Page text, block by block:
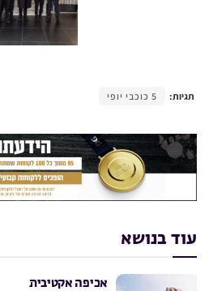
תגיות: 5 כוכבי יופי
עוד בנושא
אכיפה אקטיבית